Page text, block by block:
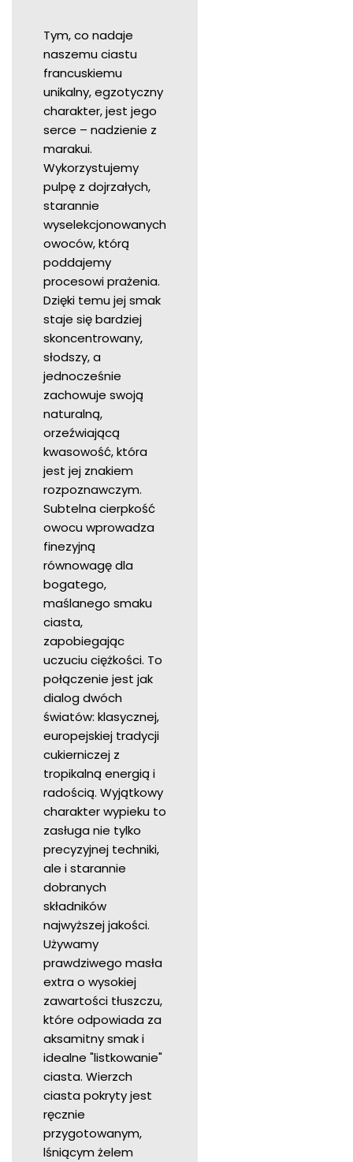
Tym, co nadaje
naszemu ciastu
francuskiemu
unikalny, egzotyczny
charakter, jest jego
serce – nadzienie z
marakui.
Wykorzystujemy
pulpę z dojrzałych,
starannie
wyselekcjonowanych
owoców, którą
poddajemy
procesowi prażenia.
Dzięki temu jej smak
staje się bardziej
skoncentrowany,
słodszy, a
jednocześnie
zachowuje swoją
naturalną,
orzeźwiającą
kwasowość, która
jest jej znakiem
rozpoznawczym.
Subtelna cierpkość
owocu wprowadza
finezyjną
równowagę dla
bogatego,
maślanego smaku
ciasta,
zapobiegając
uczuciu ciężkości. To
połączenie jest jak
dialog dwóch
światów: klasycznej,
europejskiej tradycji
cukierniczej z
tropikalną energią i
radością. Wyjątkowy
charakter wypieku to
zasługa nie tylko
precyzyjnej techniki,
ale i starannie
dobranych
składników
najwyższej jakości.
Używamy
prawdziwego masła
extra o wysokiej
zawartości tłuszczu,
które odpowiada za
aksamitny smak i
idealne "listkowanie"
ciasta. Wierzch
ciasta pokryty jest
ręcznie
przygotowanym,
lśniącym żelem